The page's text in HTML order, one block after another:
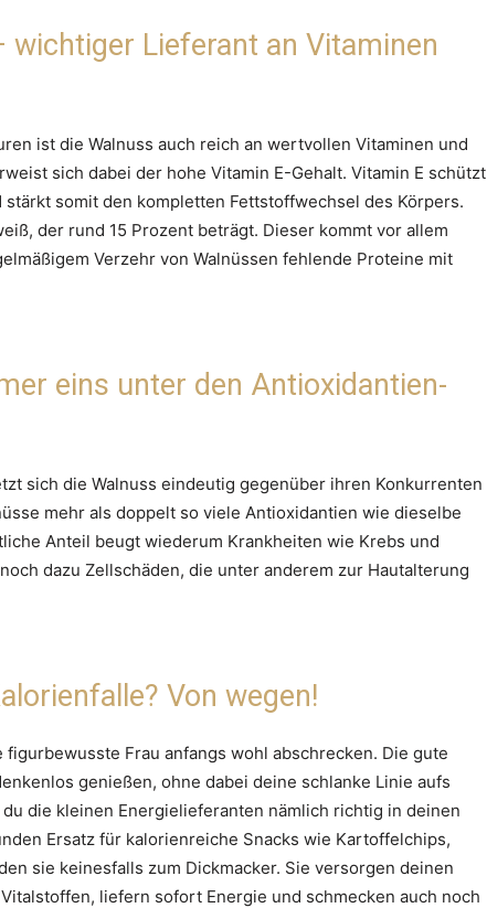
wichtiger Lieferant an Vitaminen
ist die Walnuss auch reich an wertvollen Vitaminen und
sich dabei der hohe Vitamin E-Gehalt. Vitamin E schützt
somit den kompletten Fettstoffwechsel des Körpers.
der rund 15 Prozent beträgt. Dieser kommt vor allem
Verzehr von Walnüssen fehlende Proteine mit
eins unter den Antioxidantien-
sich die Walnuss eindeutig gegenüber ihren Konkurrenten
mehr als doppelt so viele Antioxidantien wie dieselbe
Anteil beugt wiederum Krankheiten wie Krebs und
dazu Zellschäden, die unter anderem zur Hautalterung
Von wegen!
figurbewusste Frau anfangs wohl abschrecken. Die gute
genießen, ohne dabei deine schlanke Linie aufs
die kleinen Energielieferanten nämlich richtig in deinen
Ersatz für kalorienreiche Snacks wie Kartoffelchips,
sie keinesfalls zum Dickmacker. Sie versorgen deinen
liefern sofort Energie und schmecken auch noch